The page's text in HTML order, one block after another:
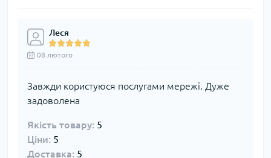
Леся
08 лютого
Завжди користуюся послугами мережі. Дуже
задоволена
Якість товару: 5
Ціни: 5
Доставка: 5